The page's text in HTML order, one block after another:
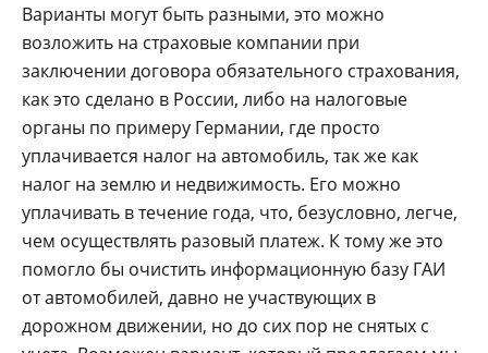
Варианты могут быть разными, это можно
возложить на страховые компании при
заключении договора обязательного страхования,
как это сделано в России, либо на налоговые
органы по примеру Германии, где просто
уплачивается налог на автомобиль, так же как
налог на землю и недвижимость. Его можно
уплачивать в течение года, что, безусловно, легче,
чем осуществлять разовый платеж. К тому же это
помогло бы очистить информационную базу ГАИ
от автомобилей, давно не участвующих в
дорожном движении, но до сих пор не снятых с